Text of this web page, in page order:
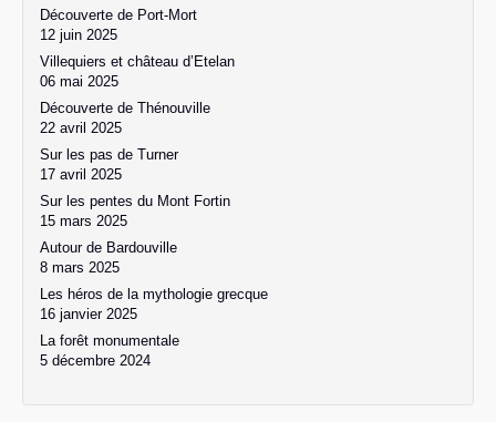
Découverte de Port-Mort
12 juin 2025
Villequiers et château d’Etelan
06 mai 2025
Découverte de Thénouville
22 avril 2025
Sur les pas de Turner
17 avril 2025
Sur les pentes du Mont Fortin
15 mars 2025
Autour de Bardouville
8 mars 2025
Les héros de la mythologie grecque
16 janvier 2025
La forêt monumentale
5 décembre 2024